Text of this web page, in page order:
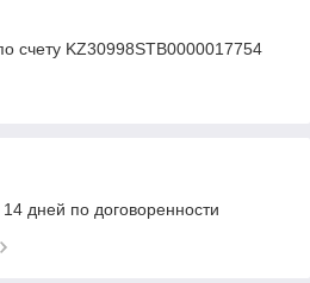
счету KZ30998STB0000017754
дней по договоренности